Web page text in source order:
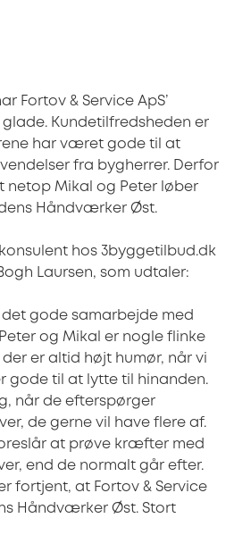
Fortov & Service ApS’
Kundetilfredsheden er
har været gode til at
fra bygherrer. Derfor
netop Mikal og Peter løber
Håndværker Øst.
konsulent hos 3byggetilbud.dk
Laursen, som udtaler:
gode samarbejde med
Peter og Mikal er nogle flinke
er altid højt humør, når vi
gode til at lytte til hinanden.
når de efterspørger
de gerne vil have flere af.
at prøve kræfter med
end de normalt går efter.
fortjent, at Fortov & Service
Håndværker Øst. Stort